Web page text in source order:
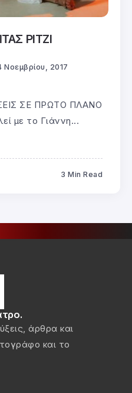
ΡΙΤΖΙ
Νοεμβρίου, 2017
ΣΕ ΠΡΩΤΟ ΠΛΑΝΟ
με το Γιάννη...
3 Min Read
άρθρα και
και το